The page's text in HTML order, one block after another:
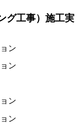
グ工事）施工実
ン
ン
ン
ン